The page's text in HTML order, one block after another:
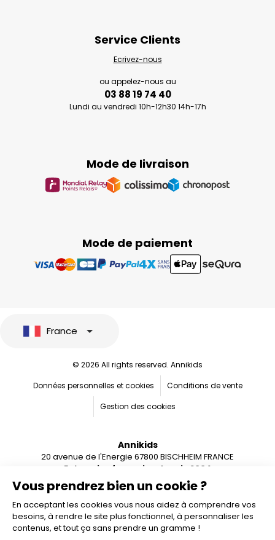
Mode de paiement
Mode de livraison
Service Clients
Ecrivez-nous
ou appelez-nous au
03 88 19 74 40
Lundi au vendredi 10h-12h30 14h-17h
Vous prendrez bien un cookie ?
En acceptant les cookies vous nous aidez à comprendre vos
besoins, à rendre le site plus fonctionnel, à personnaliser les
contenus, et tout ça sans prendre un gramme !
France
© 2026 All rights reserved. Annikids
Données personnelles et cookies
Conditions de vente
Gestion des cookies
Annikids
20 avenue de l'Energie 67800 BISCHHEIM FRANCE
Entreprise française depuis 2004